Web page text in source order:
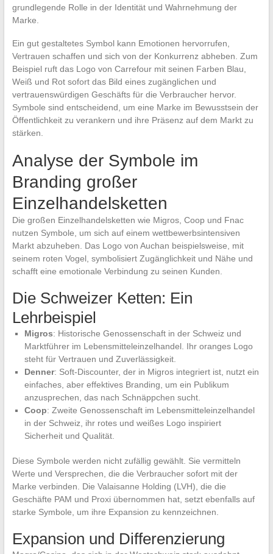
grundlegende Rolle in der Identität und Wahrnehmung der
Marke.
Ein gut gestaltetes Symbol kann Emotionen hervorrufen,
Vertrauen schaffen und sich von der Konkurrenz abheben. Zum
Beispiel ruft das Logo von Carrefour mit seinen Farben Blau,
Weiß und Rot sofort das Bild eines zugänglichen und
vertrauenswürdigen Geschäfts für die Verbraucher hervor.
Symbole sind entscheidend, um eine Marke im Bewusstsein der
Öffentlichkeit zu verankern und ihre Präsenz auf dem Markt zu
stärken.
Analyse der Symbole im
Branding großer
Einzelhandelsketten
Die großen Einzelhandelsketten wie Migros, Coop und Fnac
nutzen Symbole, um sich auf einem wettbewerbsintensiven
Markt abzuheben. Das Logo von Auchan beispielsweise, mit
seinem roten Vogel, symbolisiert Zugänglichkeit und Nähe und
schafft eine emotionale Verbindung zu seinen Kunden.
Die Schweizer Ketten: Ein
Lehrbeispiel
Migros: Historische Genossenschaft in der Schweiz und
Marktführer im Lebensmitteleinzelhandel. Ihr oranges Logo
steht für Vertrauen und Zuverlässigkeit.
Denner: Soft-Discounter, der in Migros integriert ist, nutzt ein
einfaches, aber effektives Branding, um ein Publikum
anzusprechen, das nach Schnäppchen sucht.
Coop: Zweite Genossenschaft im Lebensmitteleinzelhandel
in der Schweiz, ihr rotes und weißes Logo inspiriert
Sicherheit und Qualität.
Diese Symbole werden nicht zufällig gewählt. Sie vermitteln
Werte und Versprechen, die die Verbraucher sofort mit der
Marke verbinden. Die Valaisanne Holding (LVH), die die
Geschäfte PAM und Proxi übernommen hat, setzt ebenfalls auf
starke Symbole, um ihre Expansion zu kennzeichnen.
Expansion und Differenzierung